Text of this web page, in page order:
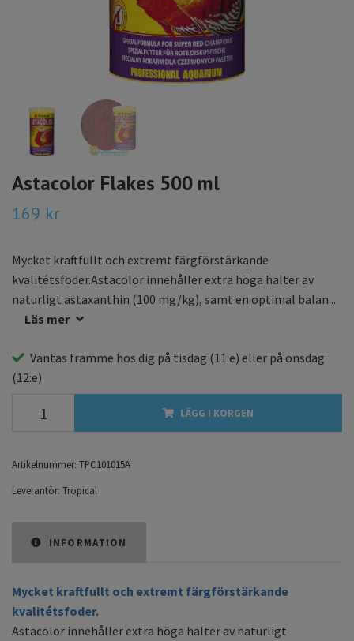
Astacolor Flakes 500 ml
169 kr
Mycket kraftfullt och extremt färgförstärkande
kvalitétsfoder.Astacolor innehåller extra höga halter av
naturligt astaxanthin (100 mg/kg), samt en optimal balan...
Läs mer
Väntas framme hos dig på tisdag (11:e) eller på onsdag
(12:e)
LÄGG I KORGEN
Artikelnummer: TPC101015A
Leverantör: Tropical
INFORMATION
Mycket kraftfullt och extremt färgförstärkande
kvalitétsfoder.
Astacolor innehåller extra höga halter av naturligt